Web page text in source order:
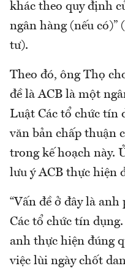
khác theo quy định
ngân hàng (nếu
tư).
Theo đó, ông Thọ
đề là ACB là một
Luật Các tổ chức tín
văn bản chấp thuận
trong kế hoạch này.
lưu ý ACB thực hiện
“Vấn đề ở đây là
Các tổ chức tín
anh thực hiện đúng
việc lùi ngày chốt